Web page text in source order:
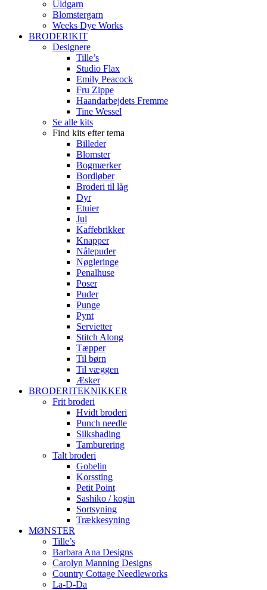
Uldgarn
Blomstergarn
Weeks Dye Works
BRODERIKIT
Designere
Tille’s
Studio Flax
Emily Peacock
Fru Zippe
Haandarbejdets Fremme
Tine Wessel
Se alle kits
Find kits efter tema
Billeder
Blomster
Bogmærker
Bordløber
Broderi til låg
Dyr
Etuier
Jul
Kaffebrikker
Knapper
Nålepuder
Nøgleringe
Penalhuse
Poser
Puder
Punge
Pynt
Servietter
Stitch Along
Tæpper
Til børn
Til væggen
Æsker
BRODERITEKNIKKER
Frit broderi
Hvidt broderi
Punch needle
Silkshading
Tamburering
Talt broderi
Gobelin
Korssting
Petit Point
Sashiko / kogin
Sortsyning
Trækkesyning
MØNSTER
Tille’s
Barbara Ana Designs
Carolyn Manning Designs
Country Cottage Needleworks
La-D-Da